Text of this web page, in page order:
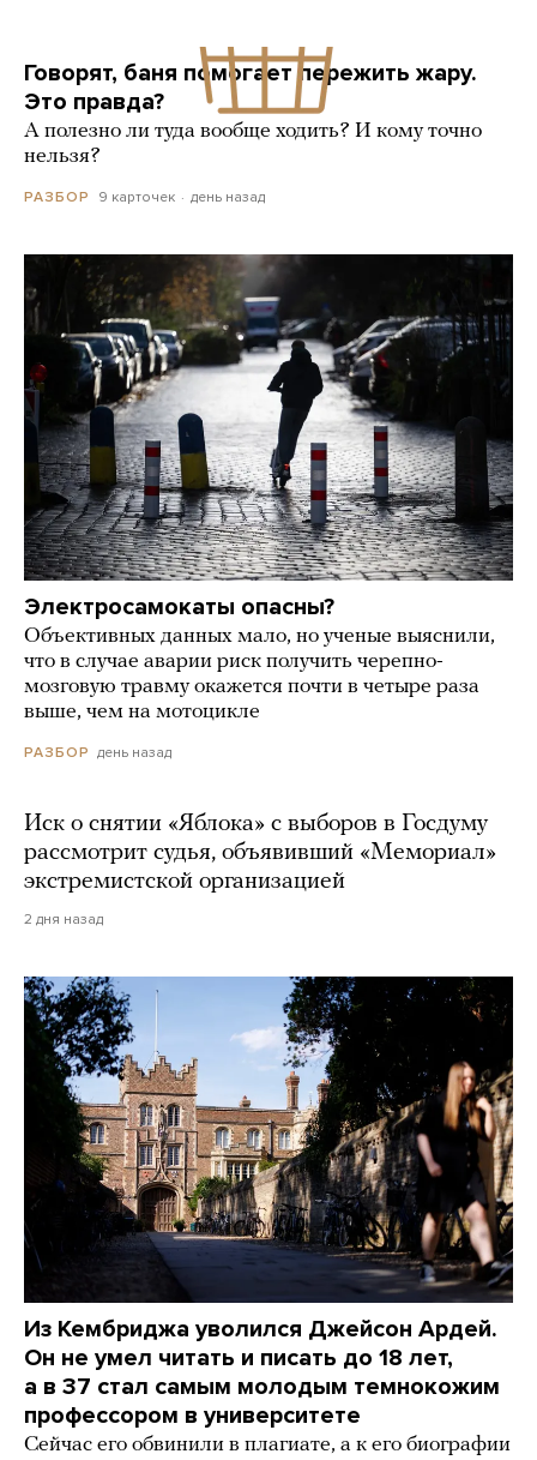
Говорят, баня помогает пережить жару.
Это правда?
А полезно ли туда вообще ходить? И кому точно
нельзя?
РАЗБОР 9 карточек день назад
Электросамокаты опасны?
Объективных данных мало, но ученые выяснили,
что в случае аварии риск получить черепно-
мозговую травму окажется почти в четыре раза
выше, чем на мотоцикле
РАЗБОР день назад
Иск о снятии «Яблока» с выборов в Госдуму
рассмотрит судья, объявивший «Мемориал»
экстремистской организацией
2 дня назад
Из Кембриджа уволился Джейсон Ардей.
Он не умел читать и писать до 18 лет,
а в 37 стал самым молодым темнокожим
профессором в университете
Сейчас его обвинили в плагиате, а к его биографии